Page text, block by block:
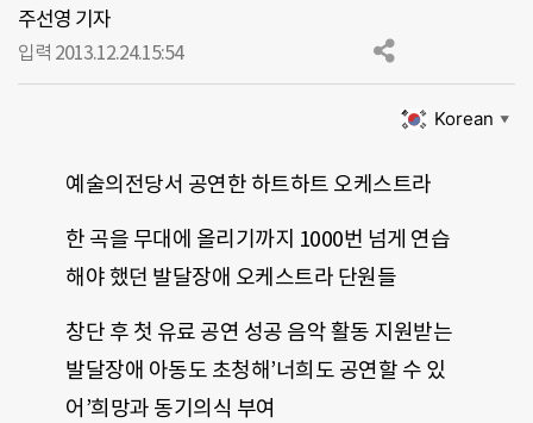
주선영 기자
입력 2013.12.24.15:54
Korean ▼
예술의전당서 공연한 하트하트 오케스트라
한 곡을 무대에 올리기까지 1000번 넘게 연습
해야 했던 발달장애 오케스트라 단원들
창단 후 첫 유료 공연 성공 음악 활동 지원받는
발달장애 아동도 초청해’너희도 공연할 수 있
어’희망과 동기의식 부여